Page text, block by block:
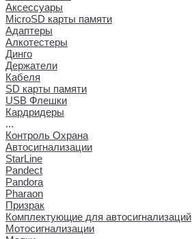
Аксессуары
MicroSD карты памяти
Адаптеры
Алкотестеры
Динго
Держатели
Кабеля
SD карты памяти
USB Флешки
Кардридеры
...
Контроль Охрана
Автосигнализации
StarLine
Pandect
Pandora
Pharaon
Призрак
Комплектующие для автосигнализаций
Мотосигнализации